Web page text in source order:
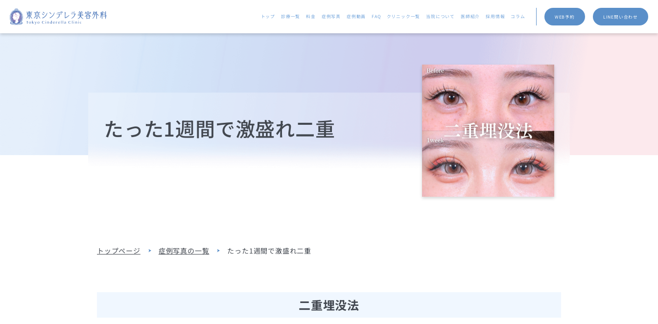
トップ 診療一覧 料金 症例写真 症例動画 FAQ クリニック一覧 当院について 医師紹介 採用情報 コラム WEB予約 LINE問い合わせ
たった1週間で激盛れ二重
トップページ 症例写真の一覧 たった1週間で激盛れ二重
二重埋没法